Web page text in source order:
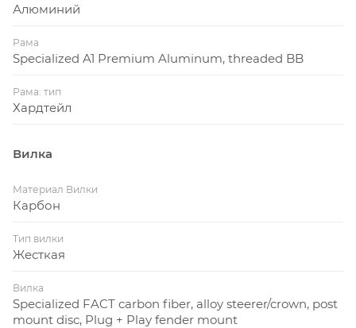
Алюминий
Рама
Specialized A1 Premium Aluminum, threaded BB
Рама: тип
Хардтейл
Вилка
Материал Вилки
Карбон
Тип вилки
Жесткая
Вилка
Specialized FACT carbon fiber, alloy steerer/crown, post
mount disc, Plug + Play fender mount